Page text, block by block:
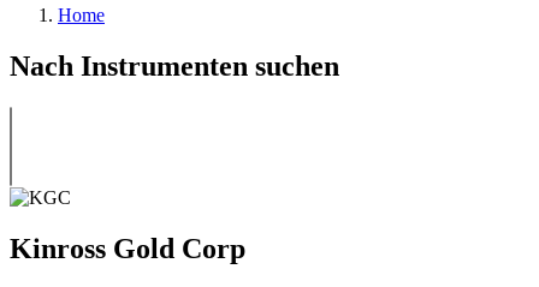
Home
Nach Instrumenten suchen
Kinross Gold Corp